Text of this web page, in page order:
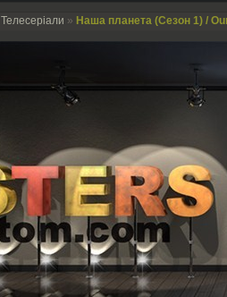
Телесеріали » Наша планета (Сезон 1) /